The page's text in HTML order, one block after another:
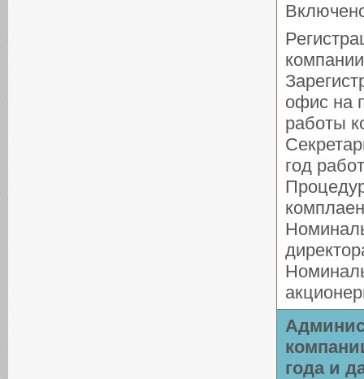
компании
офис на
работы
год
года и